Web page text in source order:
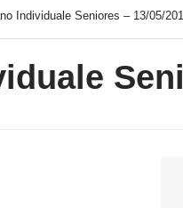
Individuale Seniores – 13/05/